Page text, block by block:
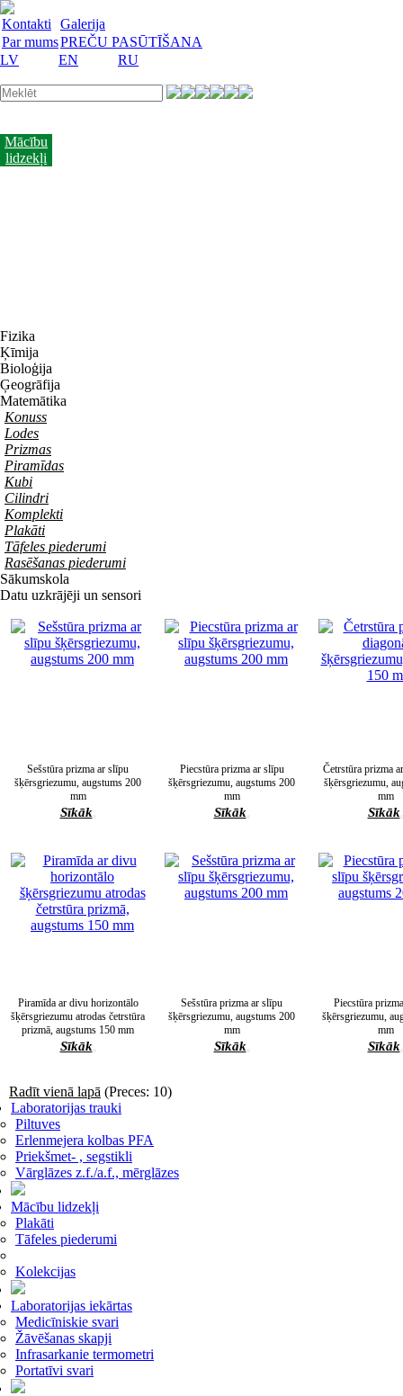
Kontakti
Galerija
Par mumsPREČU PASŪTĪŠANA
LV
EN RU
Mācību
lidzekļi
Fizika
Ķīmija
Bioloģija
Ģeogrāfija
Matemātika
Konuss
Lodes
Prizmas
Piramīdas
Kubi
Cilindri
Komplekti
Plakāti
Tāfeles piederumi
Rasēšanas piederumi
Sākumskola
Datu uzkrājēji un sensori
Sešstūra prizma ar slīpu
šķērsgriezumu, augstums 200
mm
Sīkāk
Piecstūra prizma ar slīpu
šķērsgriezumu, augstums 200
mm
Sīkāk
Četrstūra prizma
šķērsgriezumu,
mm
Sīkāk
Piramīda ar divu horizontālo
šķērsgriezumu atrodas četrstūra
prizmā, augstums 150 mm
Sīkāk
Sešstūra prizma ar slīpu
šķērsgriezumu, augstums 200
mm
Sīkāk
Piecstūra
šķērsgriezumu,
mm
Sīkāk
Radīt vienā lapā (Preces: 10)
Laboratorijas trauki
Piltuves
Erlenmejera kolbas PFA
Priekšmet- , segstikli
Vārglāzes z.f./a.f., mērglāzes
Mācību lidzekļi
Plakāti
Tāfeles piederumi
Kolekcijas
Laboratorijas iekārtas
Medicīniskie svari
Žāvēšanas skapji
Infrasarkanie termometri
Portatīvi svari